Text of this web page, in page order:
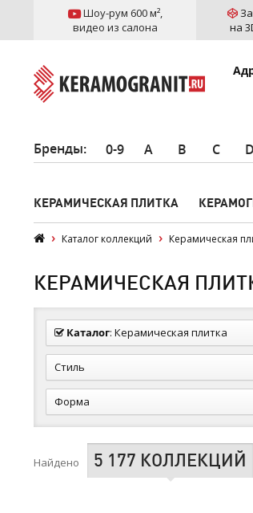
Шоу-рум 600 м²,
видео из салона
на
Бренды: 0-9 A B C D
КЕРАМИЧЕСКАЯ ПЛИТКА
Каталог коллекций Керамическая
КЕРАМИЧЕСКАЯ
Каталог: Керамическая плитка
Стиль
Форма
Найдено 5 177 КОЛЛЕКЦИЙ